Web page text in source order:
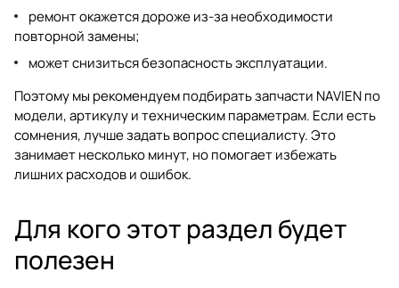
ремонт окажется дороже из-за необходимости
повторной замены;
может снизиться безопасность эксплуатации.
Поэтому мы рекомендуем подбирать запчасти NAVIEN по
модели, артикулу и техническим параметрам. Если есть
сомнения, лучше задать вопрос специалисту. Это
занимает несколько минут, но помогает избежать
лишних расходов и ошибок.
Для кого этот раздел будет
полезен